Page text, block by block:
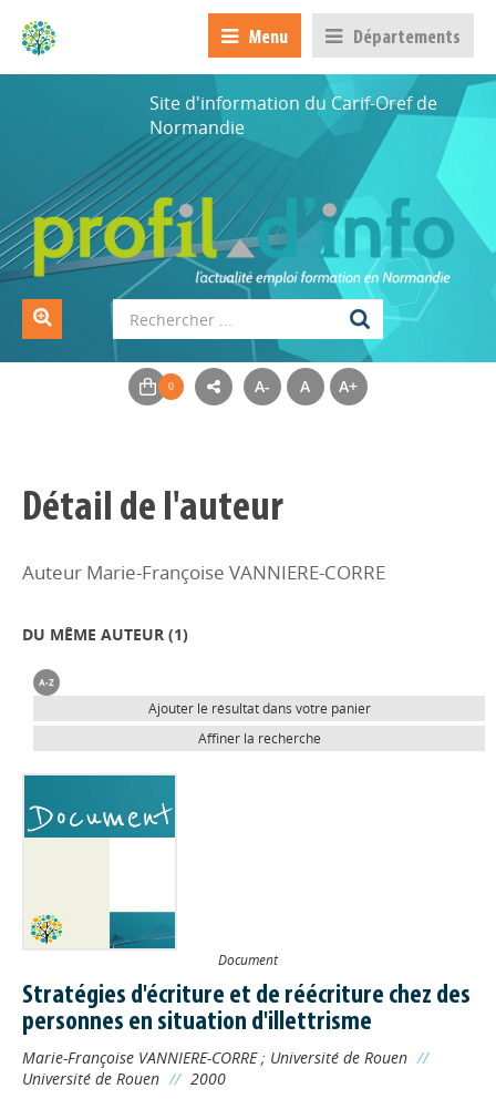
Menu Départements
Site d'information du Carif-Oref de
Normandie
A- A A+
Détail de l'auteur
Auteur Marie-Françoise VANNIERE-CORRE
DU MÊME AUTEUR (1)
Ajouter le résultat dans votre panier
Affiner la recherche
Document
Stratégies d'écriture et de réécriture chez des
personnes en situation d'illettrisme
Marie-Françoise VANNIERE-CORRE; Université de Rouen //
Université de Rouen // 2000